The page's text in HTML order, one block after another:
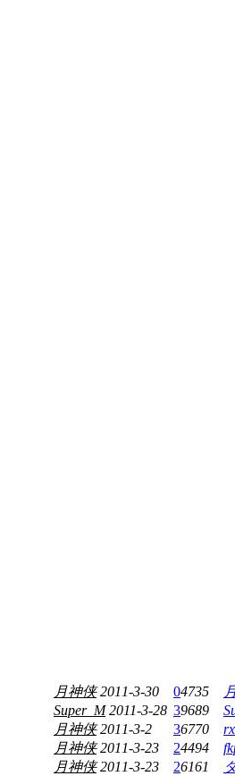
月神侠 2011-3-30 04735
Super_M 2011-3-28 39689
月神侠 2011-3-2 36770
月神侠 2011-3-23 24494
月神侠 2011-3-23 26161